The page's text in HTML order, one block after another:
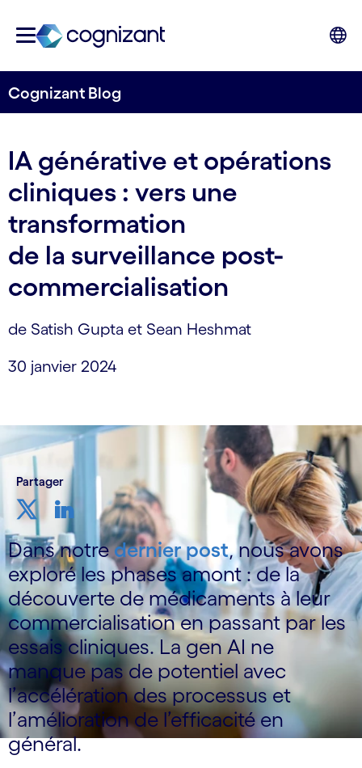
Cognizant Blog
IA générative et opérations
cliniques : vers une
transformation
de la surveillance post-
commercialisation
de Satish Gupta et Sean Heshmat
30 janvier 2024
Partager
Dans notredernier post, nous avons
exploré les phases amont : de la
découverte de médicaments à leur
commercialisation en passant par les
essais cliniques. La gen AI ne
manque pas de potentiel avec
l’accélération des processus et
l’amélioration de l’efficacité en
général.